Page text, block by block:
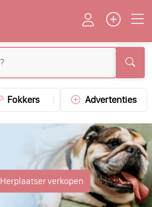
Fokkers Advertenties
Herplaatser verkopen